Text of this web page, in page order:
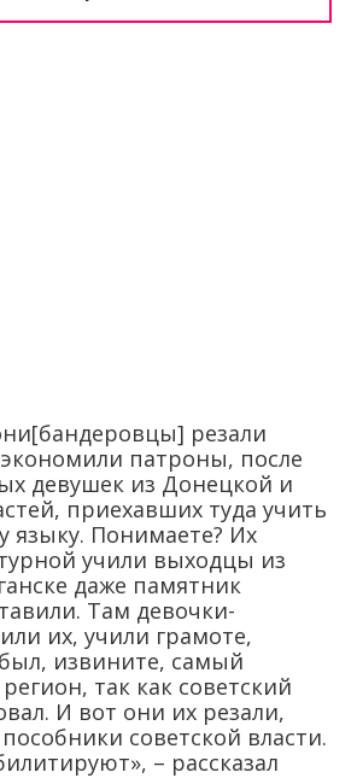
резали
патроны, после
девушек из Донецкой и
приехавших туда учить
языку. Понимаете? Их
учили выходцы из
даже памятник
Там девочки-
их, учили грамоте,
извините, самый
так как советский
И вот они их резали,
советской власти.
– рассказал